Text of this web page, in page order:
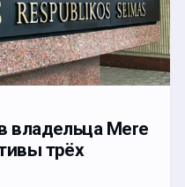
владельца Mere
трёх